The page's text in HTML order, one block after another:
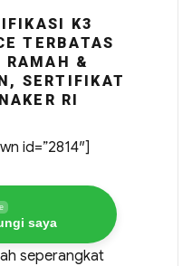
K3
TERBATAS
RAMAH &
SERTIFIKAT
RI
id=”2814″]
saya
seperangkat